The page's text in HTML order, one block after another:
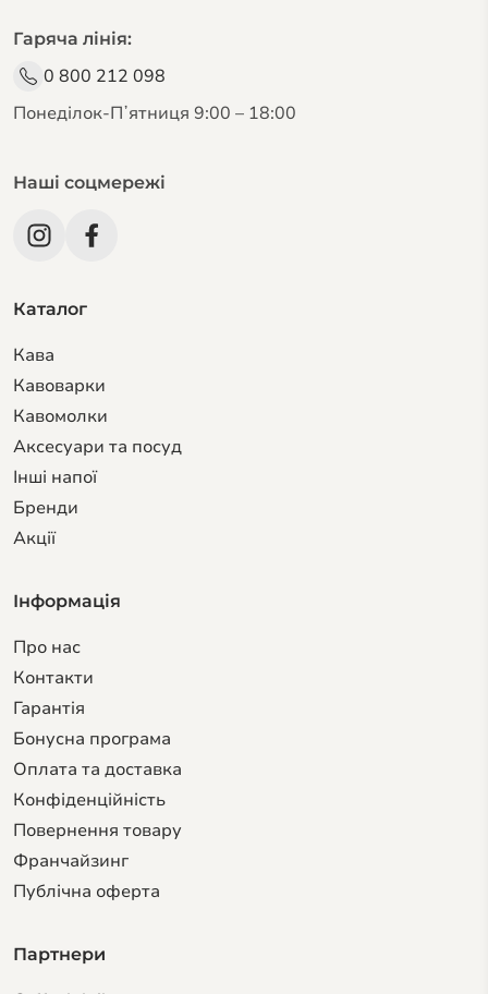
Гаряча лінія:
0 800 212 098
Понеділок-Пʼятниця 9:00 – 18:00
Наші соцмережі
Каталог
Кава
Кавоварки
Кавомолки
Аксесуари та посуд
Інші напої
Бренди
Акції
Інформація
Про нас
Контакти
Гарантiя
Бонусна програма
Оплата та доставка
Конфіденційність
Повернення товару
Франчайзинг
Публічна оферта
Партнери